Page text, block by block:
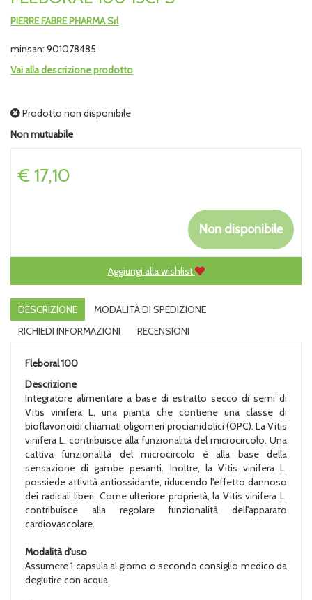
PIERRE FABRE PHARMA Srl
minsan: 901078485
Vai alla descrizione prodotto
Prodotto non disponibile
Non mutuabile
Prezzo
€ 17,10
Non disponibile
Aggiungi alla wishlist
DESCRIZIONE
MODALITÀ DI SPEDIZIONE
RICHIEDI INFORMAZIONI
RECENSIONI
Fleboral 100
Descrizione
Integratore alimentare a base di estratto secco di semi di
Vitis vinifera L, una pianta che contiene una classe di
bioflavonoidi chiamati oligomeri procianidolici (OPC). La Vitis
vinifera L. contribuisce alla funzionalità del microcircolo. Una
cattiva funzionalità del microcircolo è alla base della
sensazione di gambe pesanti. Inoltre, la Vitis vinifera L.
possiede attività antiossidante, riducendo l'effetto dannoso
dei radicali liberi. Come ulteriore proprietà, la Vitis vinifera L.
contribuisce alla regolare funzionalità dell'apparato
cardiovascolare.
Modalità d'uso
Assumere 1 capsula al giorno o secondo consiglio medico da
deglutire con acqua.